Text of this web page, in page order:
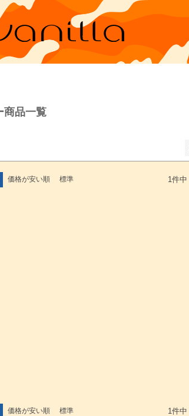
商品一覧
並び順
新着順
登録順
価格が安い順
価格が高い順
レビュー順
キーワードヒット順
索
価格が安い順 標準 1件中
価格が安い順 標準 1 件中